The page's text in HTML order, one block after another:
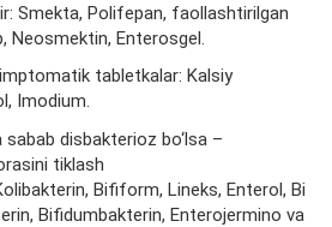
Smekta, Polifepan, faollashtirilgan
Neosmektin, Enterosgel.
tabletkalar: Kalsiy
Imodium.
sabab disbakterioz bo‘lsa –
tiklash
Bifiform, Lineks, Enterol, Bi
Bifidumbakterin, Enterojermino va